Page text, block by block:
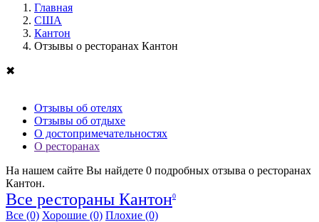
Главная
США
Кантон
Отзывы о ресторанах Кантон
✖
Отзывы об отелях
Отзывы об отдыхе
О достопримечательностях
О ресторанах
На нашем сайте Вы найдете 0 подробных отзыва о ресторанах
Кантон.
Все рестораны Кантон0
Все (0) Хорошие (0) Плохие (0)